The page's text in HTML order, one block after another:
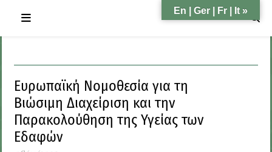
Ευρωπαϊκή Νομοθεσία για τη
Βιώσιμη Διαχείριση και την
Παρακολούθηση της Υγείας των
Εδαφών
En | Ger | Fr | It »